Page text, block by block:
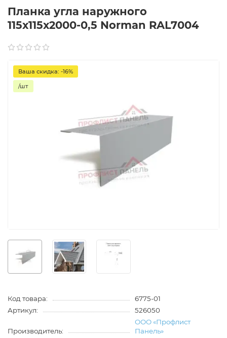
Планка угла наружного
115х115х2000-0,5 Norman RAL7004
Ваша скидка: -16%
/шт
Код товара:
6775-01
Артикул:
526050
Производитель:
ООО «Профлист
Панель»